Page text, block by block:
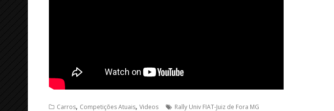
Carros, Competições Atuais, Videos Rally Univ FIAT-Juiz de Fora MG